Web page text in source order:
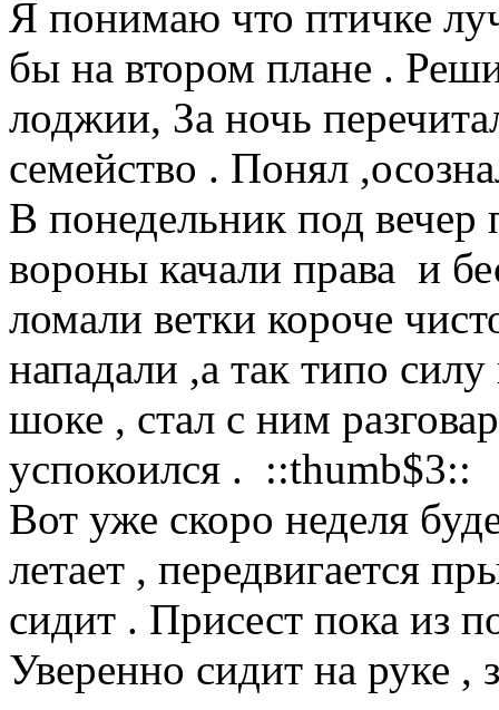
Я понимаю что птичке
бы на втором плане .
лоджии, За ночь
семейство . Понял
В понедельник под вечер
вороны качали права и
ломали ветки короче
нападали ,а так типо
шоке , стал с ним
успокоился . ::thumb$3::
Вот уже скоро неделя
летает , передвигается
сидит . Присест пока из
Уверенно сидит на руке ,